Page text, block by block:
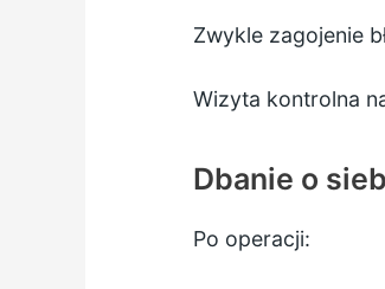
Zwykle zagojenie
Wizyta kontrolna
Dbanie o
Po operacji: